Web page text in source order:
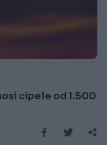
cipele od 1.500